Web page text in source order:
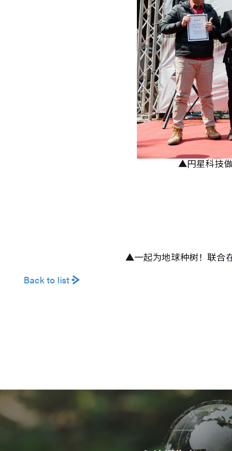
▲円星科技做
▲一起为地球种树！联合
Back to list